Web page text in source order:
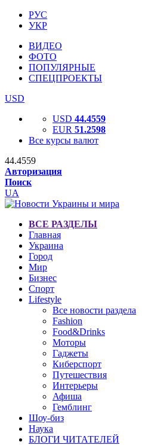
РУС
УКР
ВИДЕО
ФОТО
ПОПУЛЯРНЫЕ
СПЕЦПРОЕКТЫ
USD
USD 44.4559
EUR 51.2598
Все курсы валют
44.4559
Авторизация
Поиск
UA
ВСЕ РАЗДЕЛЫ
Главная
Украина
Город
Мир
Бизнес
Спорт
Lifestyle
Все новости раздела
Fashion
Food&Drinks
Моторы
Гаджеты
Киберспорт
Путешествия
Интерьеры
Афиша
Гемблинг
Шоу-биз
Наука
БЛОГИ ЧИТАТЕЛЕЙ